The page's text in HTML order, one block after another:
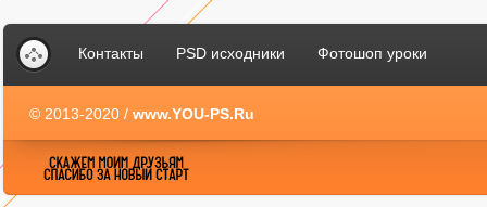
Контакты PSD исходники Фотошоп уроки
© 2013-2020 / www.YOU-PS.Ru
YOU-PS.Ru